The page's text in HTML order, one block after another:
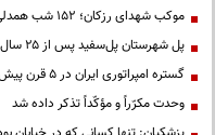
موکب شهدای رزکان؛ ۱۵۲ شب همدلی، خدمت و میزبانی از مردم ولایت‌مدار شهریار
پل شهرستان پل‌سفید پس از ۲۵ سال به مرحله بهره‌برداری رسید
گستره امپراتوری ایران در ۵ قرن پیش از میلاد؛ تصویری از ایران ۲۵ قرن پیش
وحدت مکرّراً و مؤکّداً تذکر داده شد